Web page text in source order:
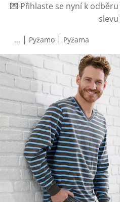
💌 Přihlaste se nyní k odběru
slevu
... | Pyžamo | Pyžama